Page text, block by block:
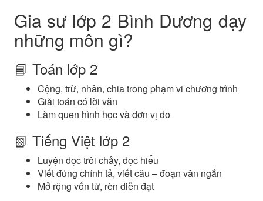
Gia sư lớp 2 Bình Dương dạy
những môn gì?
📘 Toán lớp 2
Cộng, trừ, nhân, chia trong phạm vi chương trình
Giải toán có lời văn
Làm quen hình học và đơn vị đo
📗 Tiếng Việt lớp 2
Luyện đọc trôi chảy, đọc hiểu
Viết đúng chính tả, viết câu – đoạn văn ngắn
Mở rộng vốn từ, rèn diễn đạt